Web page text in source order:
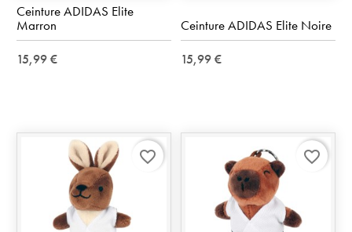
Ceinture ADIDAS Elite
Marron
15,99 €
Ceinture ADIDAS Elite Noire
15,99 €
favorite_border favorite_border